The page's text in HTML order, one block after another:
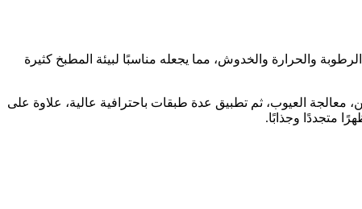
والحرارة والخدوش، مما يجعله مناسبًا لبيئة المطبخ كثيرة
معالجة العيوب، ثم تطبيق عدة طبقات باحترافية عالية، علاوة على
متجددًا وجذابًا.